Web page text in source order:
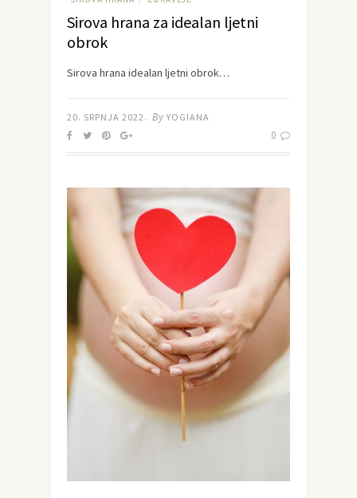
Sirova hrana za idealan ljetni
obrok
Sirova hrana idealan ljetni obrok…
20. SRPNJA 2022. By YOGIANA
0